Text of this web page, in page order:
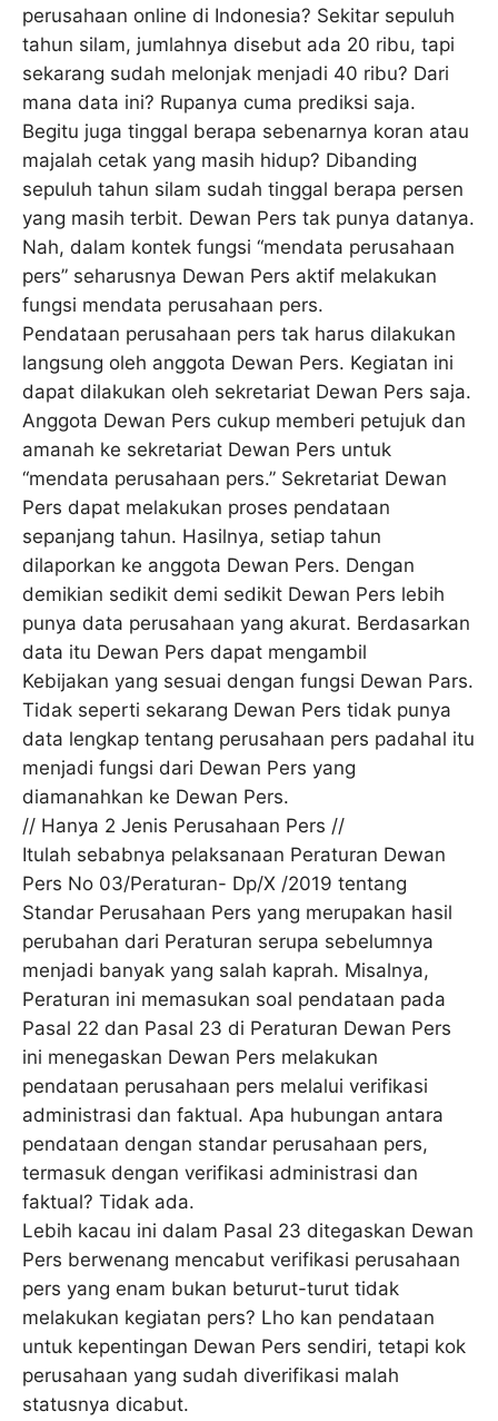
perusahaan online di Indonesia? Sekitar sepuluh
tahun silam, jumlahnya disebut ada 20 ribu, tapi
sekarang sudah melonjak menjadi 40 ribu? Dari
mana data ini? Rupanya cuma prediksi saja.
Begitu juga tinggal berapa sebenarnya koran atau
majalah cetak yang masih hidup? Dibanding
sepuluh tahun silam sudah tinggal berapa persen
yang masih terbit. Dewan Pers tak punya datanya.
Nah, dalam kontek fungsi “mendata perusahaan
pers” seharusnya Dewan Pers aktif melakukan
fungsi mendata perusahaan pers.
Pendataan perusahaan pers tak harus dilakukan
langsung oleh anggota Dewan Pers. Kegiatan ini
dapat dilakukan oleh sekretariat Dewan Pers saja.
Anggota Dewan Pers cukup memberi petujuk dan
amanah ke sekretariat Dewan Pers untuk
“mendata perusahaan pers.” Sekretariat Dewan
Pers dapat melakukan proses pendataan
sepanjang tahun. Hasilnya, setiap tahun
dilaporkan ke anggota Dewan Pers. Dengan
demikian sedikit demi sedikit Dewan Pers lebih
punya data perusahaan yang akurat. Berdasarkan
data itu Dewan Pers dapat mengambil
Kebijakan yang sesuai dengan fungsi Dewan Pars.
Tidak seperti sekarang Dewan Pers tidak punya
data lengkap tentang perusahaan pers padahal itu
menjadi fungsi dari Dewan Pers yang
diamanahkan ke Dewan Pers.
// Hanya 2 Jenis Perusahaan Pers //
Itulah sebabnya pelaksanaan Peraturan Dewan
Pers No 03/Peraturan- Dp/X /2019 tentang
Standar Perusahaan Pers yang merupakan hasil
perubahan dari Peraturan serupa sebelumnya
menjadi banyak yang salah kaprah. Misalnya,
Peraturan ini memasukan soal pendataan pada
Pasal 22 dan Pasal 23 di Peraturan Dewan Pers
ini menegaskan Dewan Pers melakukan
pendataan perusahaan pers melalui verifikasi
administrasi dan faktual. Apa hubungan antara
pendataan dengan standar perusahaan pers,
termasuk dengan verifikasi administrasi dan
faktual? Tidak ada.
Lebih kacau ini dalam Pasal 23 ditegaskan Dewan
Pers berwenang mencabut verifikasi perusahaan
pers yang enam bukan beturut-turut tidak
melakukan kegiatan pers? Lho kan pendataan
untuk kepentingan Dewan Pers sendiri, tetapi kok
perusahaan yang sudah diverifikasi malah
statusnya dicabut.